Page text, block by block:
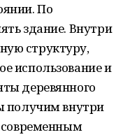
По
здание. Внутри
структуру,
использование и
деревянного
получим внутри
современным